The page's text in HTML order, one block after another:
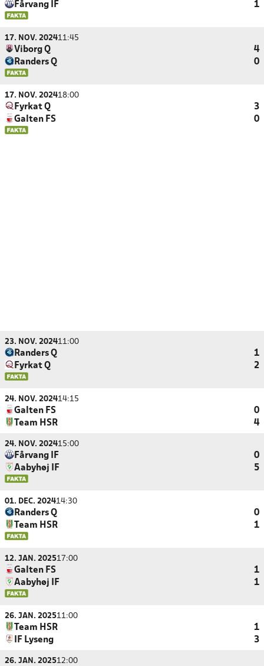
Fårvang IF
1
17. NOV. 202411:45
Viborg Q
4
Randers Q
0
17. NOV. 202418:00
Fyrkat Q
3
Galten FS
0
23. NOV. 202411:00
Randers Q
1
Fyrkat Q
2
24. NOV. 202414:15
Galten FS
0
Team HSR
4
24. NOV. 202415:00
Fårvang IF
0
Aabyhøj IF
5
01. DEC. 202414:30
Randers Q
0
Team HSR
1
12. JAN. 202517:00
Galten FS
1
Aabyhøj IF
1
26. JAN. 202511:00
Team HSR
1
IF Lyseng
3
26. JAN. 202512:00